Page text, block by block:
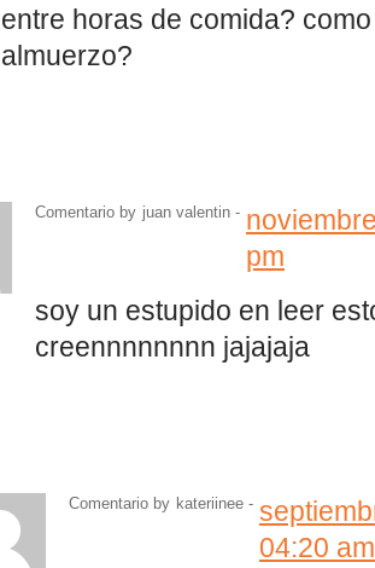
entre horas de comida?
almuerzo?
Comentario by juan valentin -
pm
soy un estupido en leer
creennnnnnnn jajajaja
Comentario by kateriinee -
04:20 am